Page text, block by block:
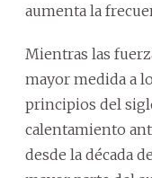
aumenta la
Mientras las
mayor medida a
principios del
calentamiento
desde la década